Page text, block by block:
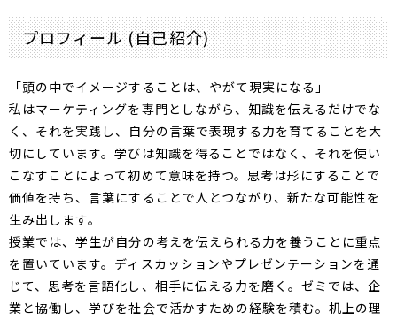
プロフィール (自己紹介)
「頭の中でイメージすることは、やがて現実になる」
私はマーケティングを専門としながら、知識を伝えるだけでな
く、それを実践し、自分の言葉で表現する力を育てることを大
切にしています。学びは知識を得ることではなく、それを使い
こなすことによって初めて意味を持つ。思考は形にすることで
価値を持ち、言葉にすることで人とつながり、新たな可能性を
生み出します。
授業では、学生が自分の考えを伝えられる力を養うことに重点
を置いています。ディスカッションやプレゼンテーションを通
じて、思考を言語化し、相手に伝える力を磨く。ゼミでは、企
業と協働し、学びを社会で活かすための経験を積む。机上の理